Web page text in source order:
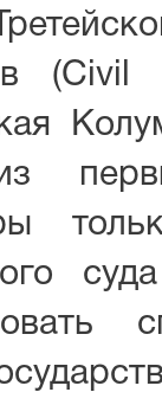
(Civil
из